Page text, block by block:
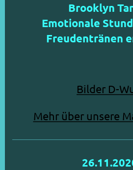
Brooklyn
Emotionale
Freudentränen
Bilder D-
Mehr über unsere